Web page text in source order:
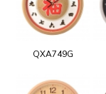
QXA749G